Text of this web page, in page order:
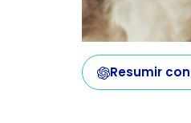
Resumir